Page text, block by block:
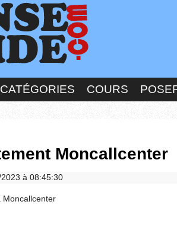
COURS
Moncallcenter
2023 à 08:45:30
Moncallcenter